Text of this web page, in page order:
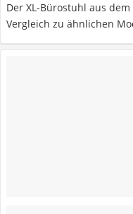
Der XL-Bürostuhl aus
Vergleich zu ähnlichen